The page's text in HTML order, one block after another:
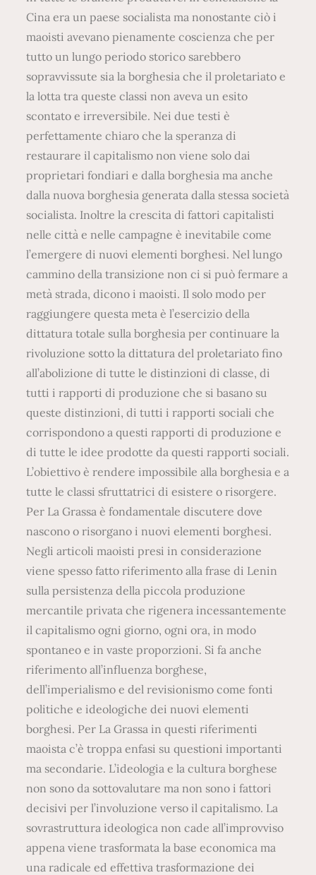
Cina era un paese socialista ma nonostante ciò i
maoisti avevano pienamente coscienza che per
tutto un lungo periodo storico sarebbero
sopravvissute sia la borghesia che il proletariato e
la lotta tra queste classi non aveva un esito
scontato e irreversibile. Nei due testi è
perfettamente chiaro che la speranza di
restaurare il capitalismo non viene solo dai
proprietari fondiari e dalla borghesia ma anche
dalla nuova borghesia generata dalla stessa società
socialista. Inoltre la crescita di fattori capitalisti
nelle città e nelle campagne è inevitabile come
l’emergere di nuovi elementi borghesi. Nel lungo
cammino della transizione non ci si può fermare a
metà strada, dicono i maoisti. Il solo modo per
raggiungere questa meta è l’esercizio della
dittatura totale sulla borghesia per continuare la
rivoluzione sotto la dittatura del proletariato fino
all’abolizione di tutte le distinzioni di classe, di
tutti i rapporti di produzione che si basano su
queste distinzioni, di tutti i rapporti sociali che
corrispondono a questi rapporti di produzione e
di tutte le idee prodotte da questi rapporti sociali.
L’obiettivo è rendere impossibile alla borghesia e a
tutte le classi sfruttatrici di esistere o risorgere.
Per La Grassa è fondamentale discutere dove
nascono o risorgano i nuovi elementi borghesi.
Negli articoli maoisti presi in considerazione
viene spesso fatto riferimento alla frase di Lenin
sulla persistenza della piccola produzione
mercantile privata che rigenera incessantemente
il capitalismo ogni giorno, ogni ora, in modo
spontaneo e in vaste proporzioni. Si fa anche
riferimento all’influenza borghese,
dell’imperialismo e del revisionismo come fonti
politiche e ideologiche dei nuovi elementi
borghesi. Per La Grassa in questi riferimenti
maoista c’è troppa enfasi su questioni importanti
ma secondarie. L’ideologia e la cultura borghese
non sono da sottovalutare ma non sono i fattori
decisivi per l’involuzione verso il capitalismo. La
sovrastruttura ideologica non cade all’improvviso
appena viene trasformata la base economica ma
una radicale ed effettiva trasformazione dei